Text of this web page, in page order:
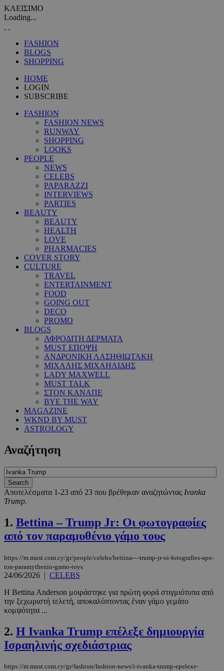
ΚΛΕΙΣΙΜΟ
Loading...
FASHION
BLOGS
SHOPPING
HOME
LOGIN
SUBSCRIBE
FASHION
FASHION NEWS
RUNWAY
SHOPPING
LOOKS
PEOPLE
NEWS
CELEBS
PAPARAZZI
INTERVIEWS
PARTIES
BEAUTY
BEAUTY
HEALTH
LOVE
PHARMACIES
COVER STORY
CULTURE
TRAVEL
ENTERTAINMENT
FOOD
GOING OUT
DECO
PROMO
BLOGS
ΑΦΡΟΔΙΤΗ ΔΕΡΜΑΤΑ
MUST ΕΠΟΨΗ
ΑΝΔΡΟΝΙΚΗ ΛΑΣΗΘΙΩΤΑΚΗ
ΜΙΧΑΛΗΣ ΜΙΧΑΗΛΙΔΗΣ
LADY MAXWELL
MUST TALK
ΣΤΟΝ ΚΑΝΑΠΕ
BYE THE WAY
MAGAZINE
WKND BY MUST
ASTROLOGY
Αναζήτηση
Αποτελέσματα 1-23 από 23 που βρέθηκαν αναζητώντας Ivanka
Trump.
1. Bettina – Trump Jr: Οι φωτογραφίες
από τον παραμυθένιο γάμο τους
https://m.must.com.cy/gr/people/celebs/bettina-–-trump-jr-oi-fotografies-apo-
ton-paramythenio-gamo-toys
24/06/2026 | CELEBS
Η Bettina Anderson μοιράστηκε για πρώτη φορά στιγμιότυπα από
την ξεχωριστή τελετή, αποκαλύπτοντας έναν γάμο γεμάτο
κομψότητα ...
2. Η Ivanka Trump επέλεξε δημιουργία
Ισραηλινής σχεδιάστριας
https://m.must.com.cy/gr/fashion/fashion-news/i-ivanka-trump-epelexe-